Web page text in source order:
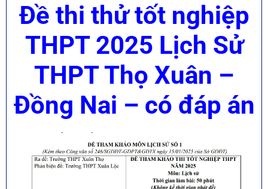
Đề thi thử tốt nghiệp
THPT 2025 Lịch Sử
THPT Thọ Xuân –
Đồng Nai – có đáp án